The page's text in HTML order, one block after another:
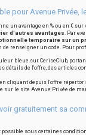
pour Avenue Privée,
un avantage en % ou en €
d'autres avantages. Par
temporaire sur un
de renseigner un code. Pour
bleue sur CeriseClub,
détails de l'offre, des articles
cliquant depuis l'offre
sur le site Avenue Privée de
gratuitement sa
sous certaines